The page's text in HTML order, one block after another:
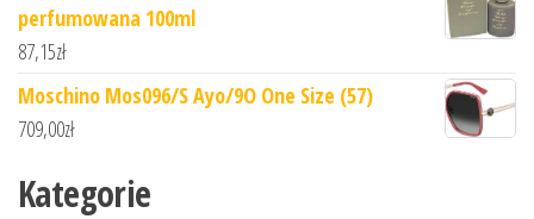
perfumowana 100ml
87,15zł
Moschino Mos096/S Ayo/9O One Size (57)
709,00zł
Kategorie